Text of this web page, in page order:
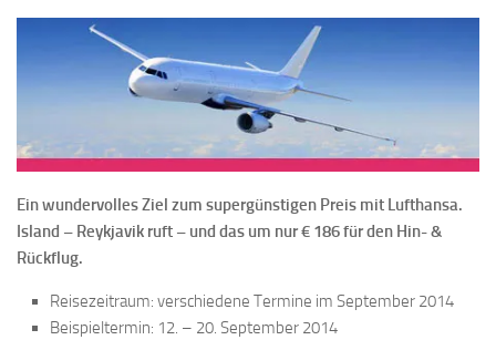
Ein wundervolles Ziel zum supergünstigen Preis mit Lufthansa.
Island – Reykjavik ruft – und das um nur € 186 für den Hin- &
Rückflug.
Reisezeitraum: verschiedene Termine im September 2014
Beispieltermin: 12. – 20. September 2014